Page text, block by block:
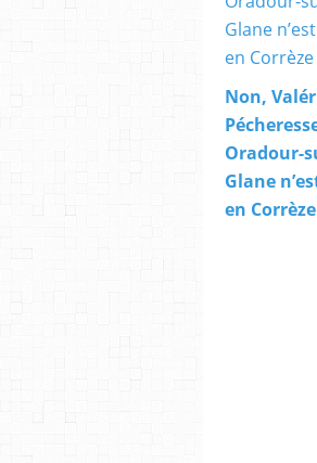
Non,
Oradour-
Glane
en